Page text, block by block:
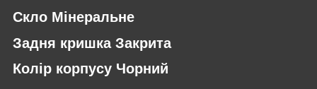
Скло Мінеральне
Задня кришка Закрита
Колір корпусу Чорний